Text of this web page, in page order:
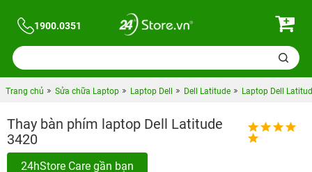
1900.0351
Trang chủ Sửa chữa Laptop Laptop Dell Dell Latitude Laptop Dell
Thay bàn phím laptop Dell Latitude
3420
24hStore Care gần bạn